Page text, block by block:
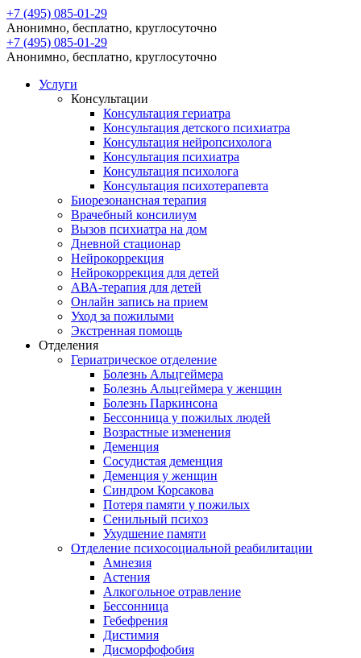
+7 (495) 085-01-29
Анонимно, бесплатно, круглосуточно
+7 (495) 085-01-29
Анонимно, бесплатно, круглосуточно
Услуги
Консультации
Консультация гериатра
Консультация детского психиатра
Консультация нейропсихолога
Консультация психиатра
Консультация психолога
Консультация психотерапевта
Биорезонансная терапия
Врачебный консилиум
Вызов психиатра на дом
Дневной стационар
Нейрокоррекция
Нейрокоррекция для детей
АВА-терапия для детей
Онлайн запись на прием
Уход за пожилыми
Экстренная помощь
Отделения
Гериатрическое отделение
Болезнь Альцгеймера
Болезнь Альцгеймера у женщин
Болезнь Паркинсона
Бессонница у пожилых людей
Возрастные изменения
Деменция
Сосудистая деменция
Деменция у женщин
Синдром Корсакова
Потеря памяти у пожилых
Сенильный психоз
Ухудшение памяти
Отделение психосоциальной реабилитации
Амнезия
Астения
Алкогольное отравление
Бессонница
Гебефрения
Дистимия
Дисморфофобия